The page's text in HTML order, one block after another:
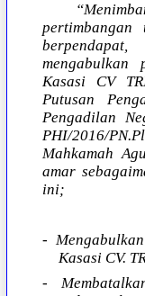
pertimbangan
mengabulkan
Kasasi CV
Putusan
Pengadilan
PHI/2016/
Mahkamah
amar
ini;
-
Kasasi CV.
-